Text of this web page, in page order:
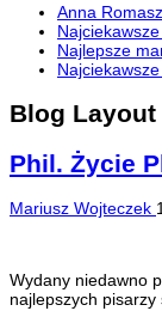
Anna
Najlepsze
Blog Layout
Phil. Życie
Mariusz Wojteczek
Wydany niedawno
najlepszych